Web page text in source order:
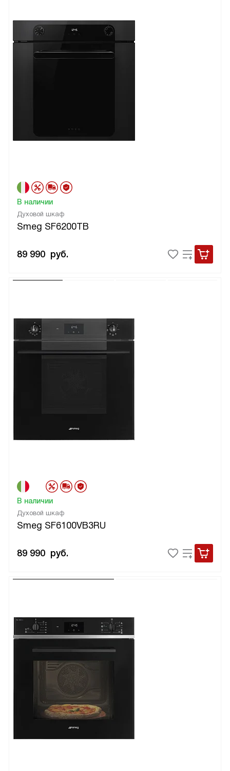
Духовой шкаф
Smeg SF6200TB
В наличии
89 990 руб.
Духовой шкаф
Smeg SF6100VB3RU
В наличии
89 990 руб.